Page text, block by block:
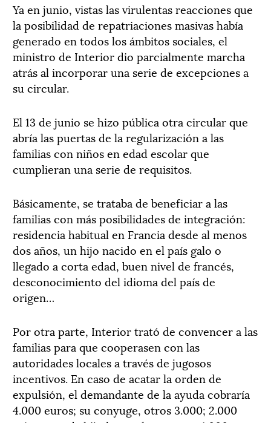
Ya en junio, vistas las virulentas reacciones que
la posibilidad de repatriaciones masivas había
generado en todos los ámbitos sociales, el
ministro de Interior dio parcialmente marcha
atrás al incorporar una serie de excepciones a
su circular.
El 13 de junio se hizo pública otra circular que
abría las puertas de la regularización a las
familias con niños en edad escolar que
cumplieran una serie de requisitos.
Básicamente, se trataba de beneficiar a las
familias con más posibilidades de integración:
residencia habitual en Francia desde al menos
dos años, un hijo nacido en el país galo o
llegado a corta edad, buen nivel de francés,
desconocimiento del idioma del país de
origen…
Por otra parte, Interior trató de convencer a las
familias para que cooperasen con las
autoridades locales a través de jugosos
incentivos. En caso de acatar la orden de
expulsión, el demandante de la ayuda cobraría
4.000 euros; su conyuge, otros 3.000; 2.000